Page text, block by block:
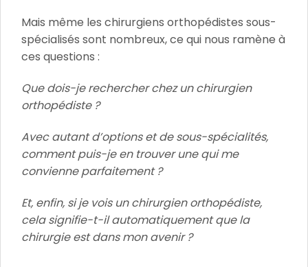
Mais même les chirurgiens orthopédistes sous-
spécialisés sont nombreux, ce qui nous ramène à
ces questions :
Que dois-je rechercher chez un chirurgien
orthopédiste ?
Avec autant d’options et de sous-spécialités,
comment puis-je en trouver une qui me
convienne parfaitement ?
Et, enfin, si je vois un chirurgien orthopédiste,
cela signifie-t-il automatiquement que la
chirurgie est dans mon avenir ?